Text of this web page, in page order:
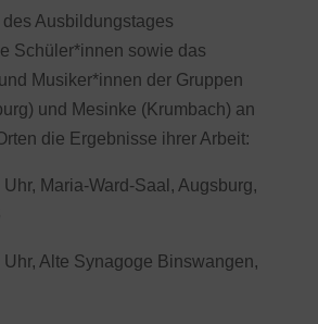
Ausbildungstages
Schüler*innen sowie das
Musiker*innen der Gruppen
und Mesinke (Krumbach) an
die Ergebnisse ihrer Arbeit:
Maria-Ward-Saal, Augsburg,
Uhr, Alte Synagoge Binswangen,